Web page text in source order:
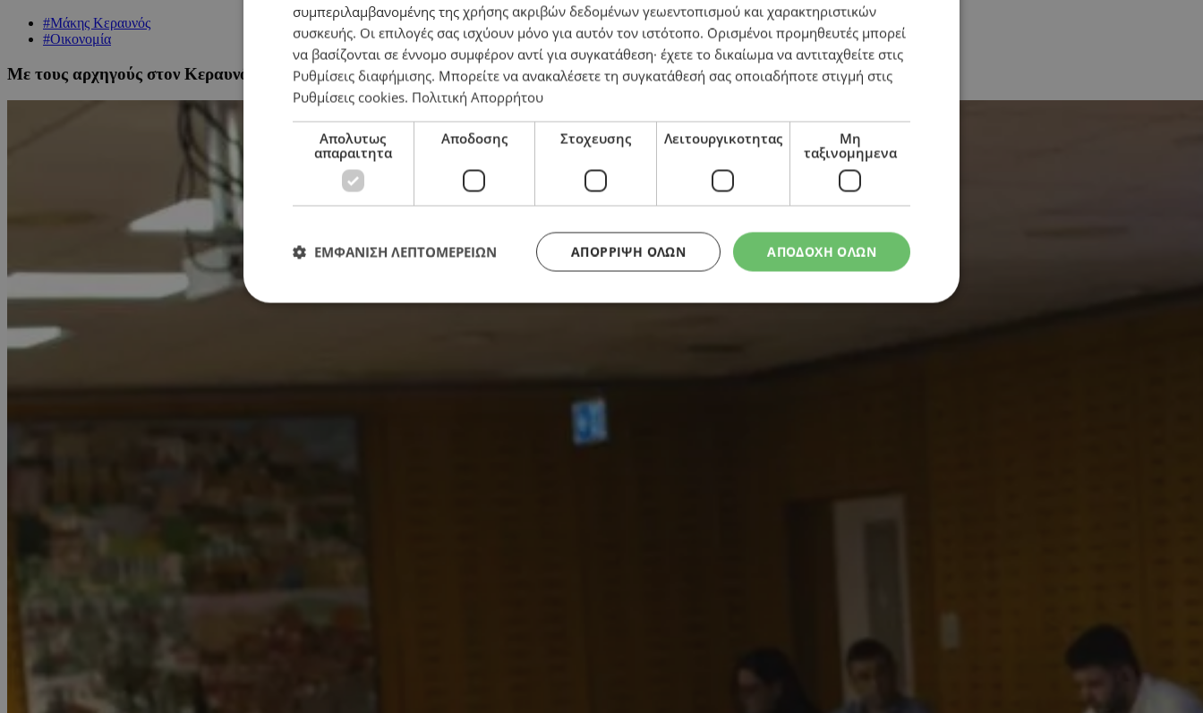
#Μάκης Κεραυνός
#Οικονομία
Με τους αρχηγούς στον Κεραυνό η συμπολίτευση σήμερα, για νέα μέτρα στήριξης
συμπεριλαμβανομένης της χρήσης ακριβών δεδομένων γεωεντοπισμού και χαρακτηριστικών
συσκευής. Οι επιλογές σας ισχύουν μόνο για αυτόν τον ιστότοπο. Ορισμένοι προμηθευτές μπορεί
να βασίζονται σε έννομο συμφέρον αντί για συγκατάθεση· έχετε το δικαίωμα να αντιταχθείτε στις
Ρυθμίσεις διαφήμισης. Μπορείτε να ανακαλέσετε τη συγκατάθεσή σας οποιαδήποτε στιγμή στις
Ρυθμίσεις cookies. Πολιτική Απορρήτου
Απολυτως
απαραιτητα
Αποδοσης Στοχευσης Λειτουργικοτητας
Μη
ταξινομημενα
ΑΠΟΔΟΧΗ ΟΛΩΝ
ΑΠΌΡΡΙΨΗ ΌΛΩΝ
ΕΜΦΑΝΙΣΗ ΛΕΠΤΟΜΕΡΕΙΩΝ